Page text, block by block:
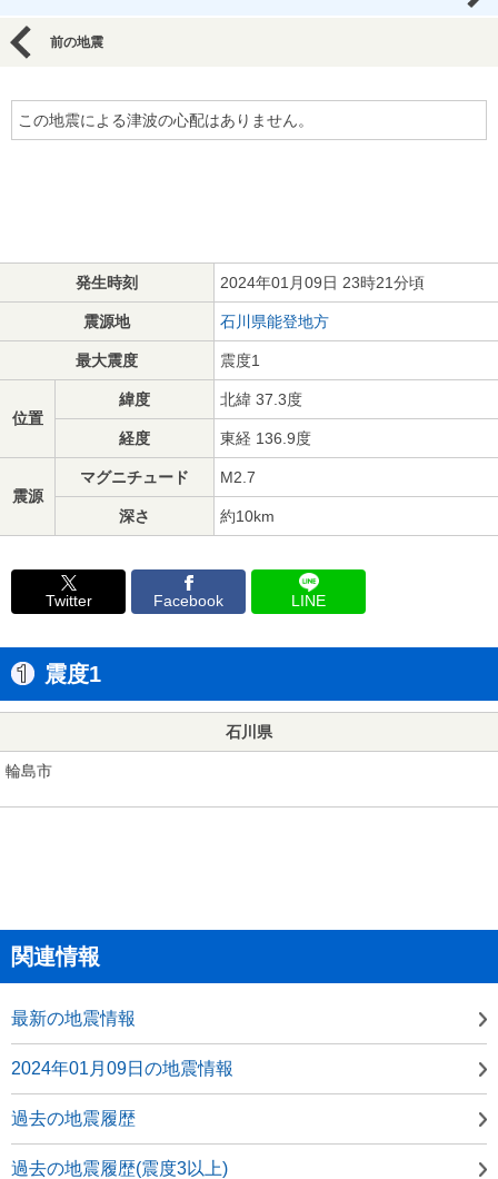
前の地震
この地震による津波の心配はありません。
発生時刻 2024年01月09日 23時21分頃
震源地 石川県能登地方
最大震度 震度1
位置
緯度 北緯 37.3度
経度 東経 136.9度
震源
マグニチュード M2.7
深さ 約10km
Twitter Facebook LINE
震度1
石川県
輪島市
関連情報
最新の地震情報
2024年01月09日の地震情報
過去の地震履歴
過去の地震履歴(震度3以上)